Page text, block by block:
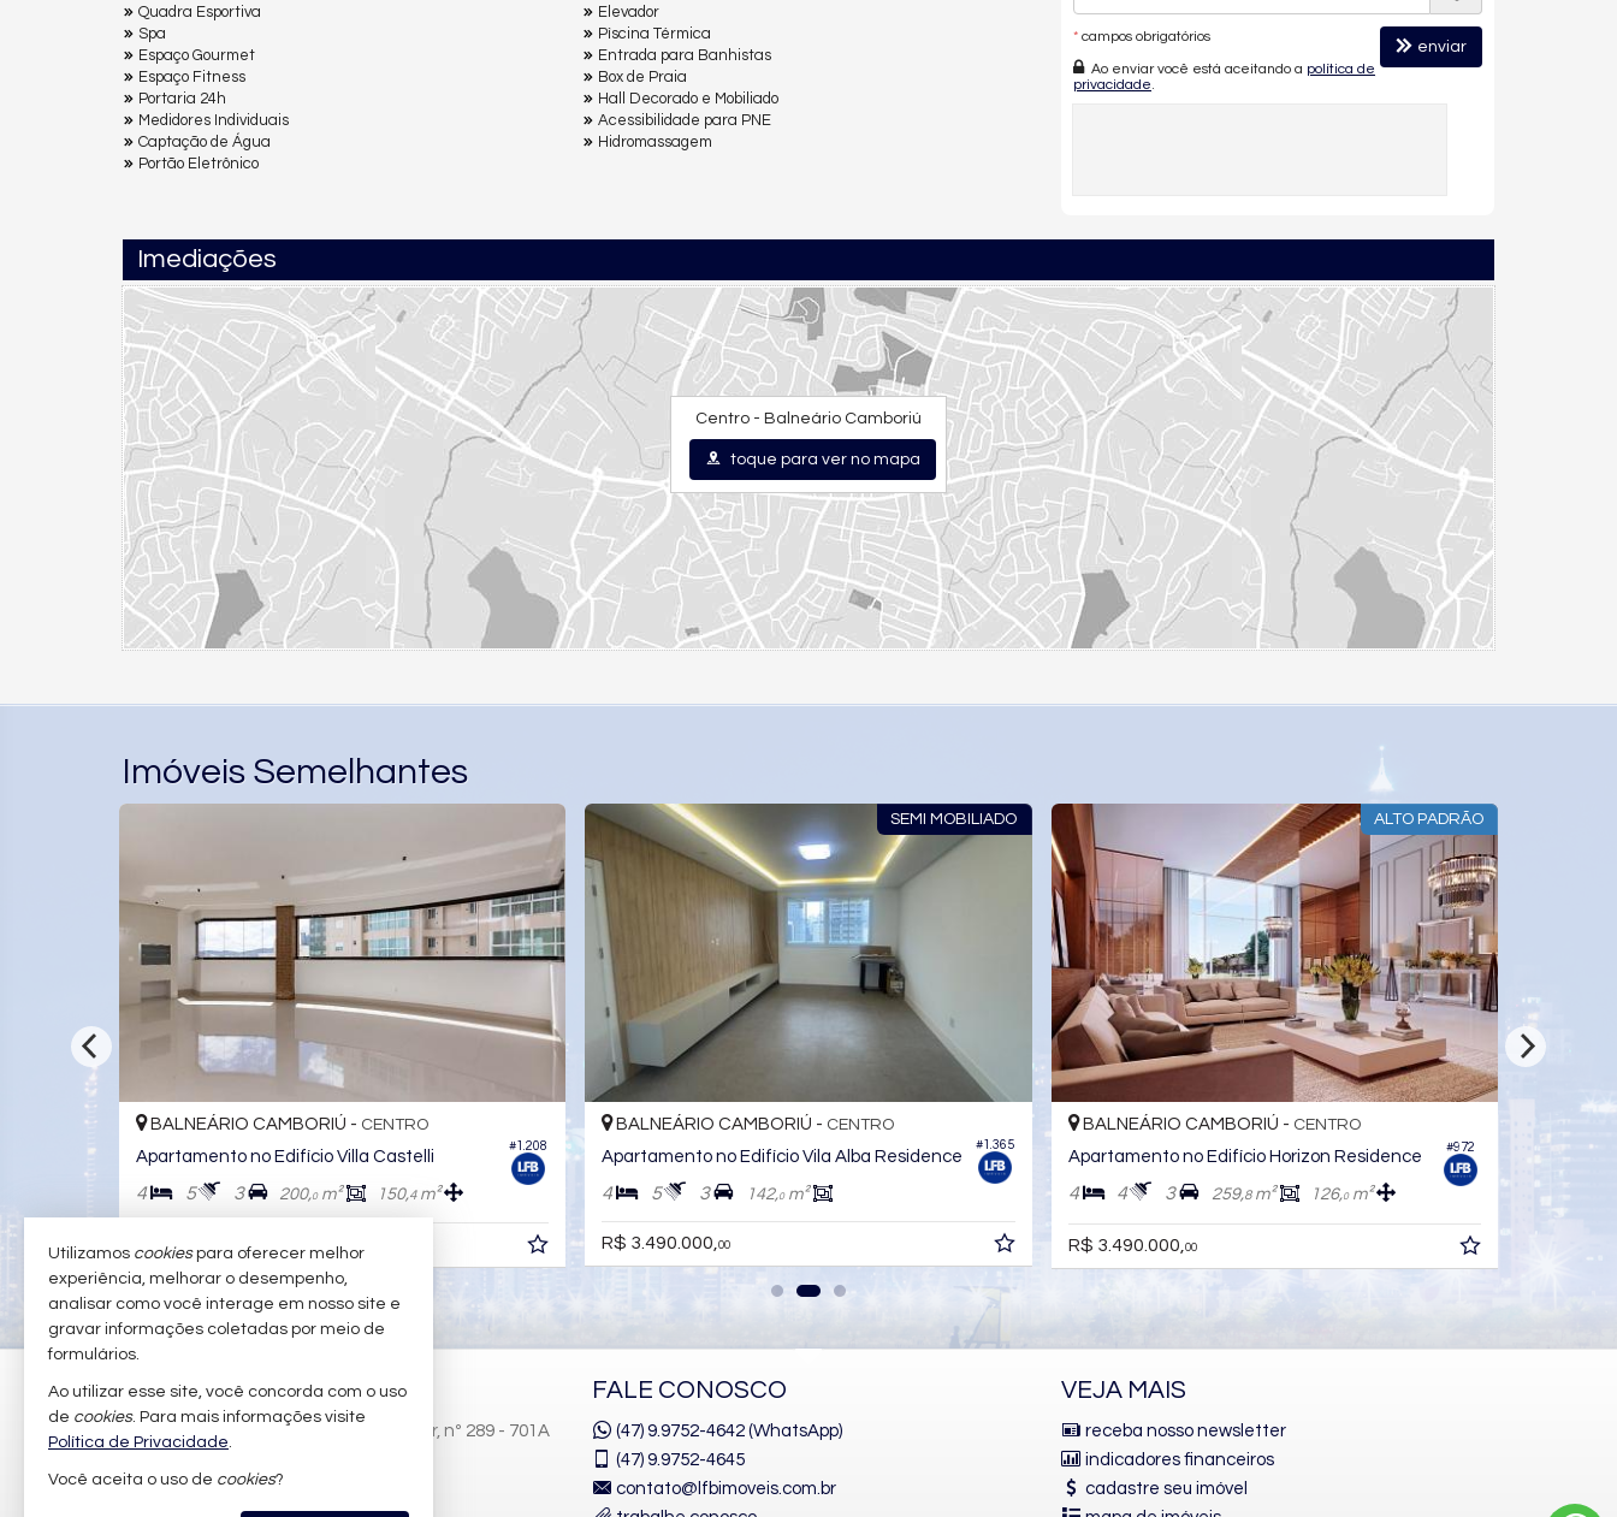
Quadra Esportiva
Spa
Espaço Gourmet
Espaço Fitness
Portaria 24h
Medidores Individuais
Captação de Água
Portão Eletrônico
Elevador
Pìscina Térmica
Entrada para Banhistas
Box de Praia
Hall Decorado e Mobiliado
Acessibilidade para PNE
Hidromassagem
* campos obrigatórios
Ao enviar você está aceitando a política de
privacidade
enviar
Imediações
Centro - Balneário Camboriú
toque para ver no mapa
Imóveis Semelhantes
#972
CAMBORIÚ - CENTRO
no Edifício Horizon Residence
8m² 126, 0m²
00
#152
BALNEÁRIO CAMBORIÚ - CENTRO
Apartamento no Edifício Puerto Velero
4 0m² 148, 0m²
R$ 3.500.000,00
ALTO PADRÃO
BALNEÁRIO CAMBORIÚ - CENTRO
Apartamento no Edifício Ida Rozza
146, 7m²
R$ 3.500.000,00
Apartamento no Edifício Vila
4 m²
R$ 3.520.000,00
LFB IMÓVEIS
Rua Maria das Dores Santos Mueller, nº 289 - 701A
Itajaí /SC
FALE CONOSCO
(47) 9.9752-4642 (WhatsApp)
(47) 9.9752-4645
contato@lfbimoveis.com.br
VEJA MAIS
receba nosso newsletter
indicadores financeiros
cadastre seu imóvel
Utilizamos cookiespara oferecer melhor
experiência, melhorar o desempenho,
analisar como você interage em nosso site e
gravar informações coletadas por meio de
formulários.
Ao utilizar esse site, você concorda com o uso
de cookies. Para mais informações visite
Política de Privacidade.
Você aceita o uso de cookies?